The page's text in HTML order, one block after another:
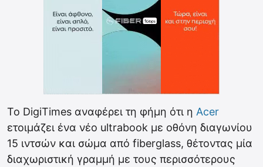
To DigiTimes αναφέρει τη φήμη ότι η Acer
ετοιμάζει ένα νέο ultrabook με οθόνη διαγωνίου
15 ιντσών και σώμα από fiberglass, θέτοντας μία
διαχωριστική γραμμή με τους περισσότερους